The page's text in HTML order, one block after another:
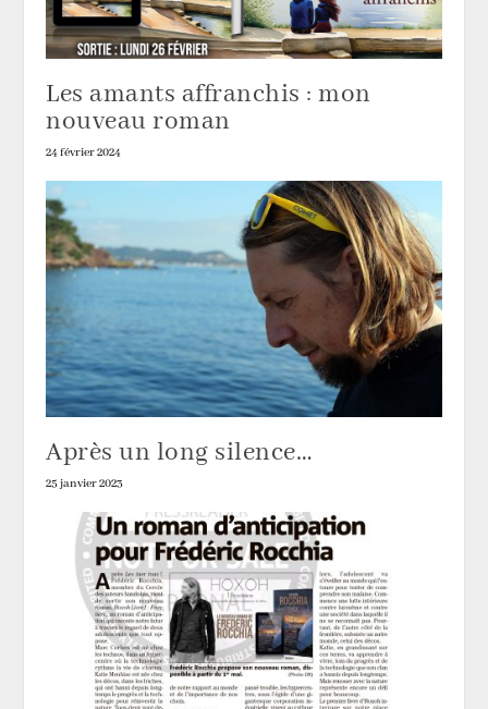
Les amants affranchis : mon
nouveau roman
24 février 2024
Après un long silence…
25 janvier 2023